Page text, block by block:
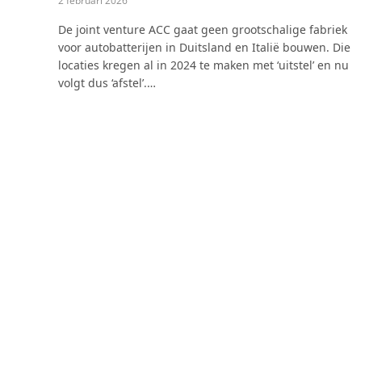
De joint venture ACC gaat geen grootschalige fabriek
voor autobatterijen in Duitsland en Italië bouwen. Die
locaties kregen al in 2024 te maken met ‘uitstel’ en nu
volgt dus ‘afstel’.…